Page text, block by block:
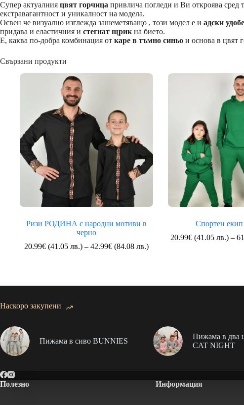
Супер актуалния цвят горчица привлича погледи и Ви откроява сред
екстравагантност и уникалност на модела.
Освен че визуално изглежда зашеметяващо , този модел е и адски
придава и еластичния и стегнат щрик на бието.
Е, каква по-добра комбинация от каре в тъмно синьо и основа в цвят
Свързани продукти
Ризи РОДИНА с народни мотиви в
черно
20.99€(41.05 лв.) – 42.99€(84.08 лв.)Price
Спортен екип
20.99€(41.05 лв.) –
Наскоро закупени
Пижама в сиво BUNNIES
Пижама в два
CAT NIGHT
Полезно
Информация